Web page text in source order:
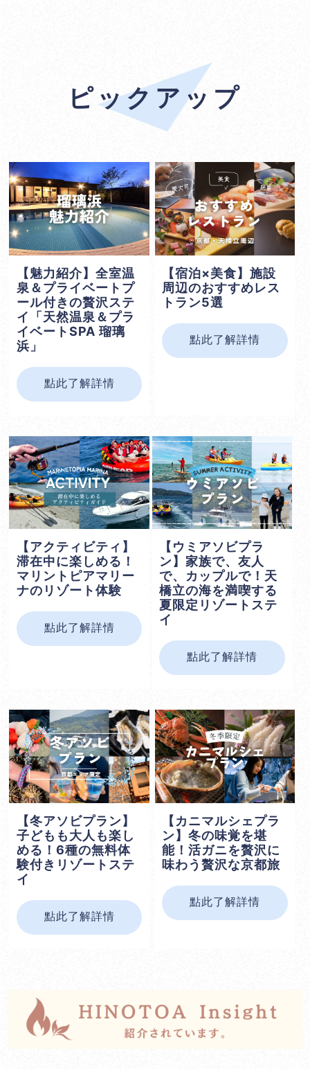
ピックアップ
【魅力紹介】全室温
泉＆プライベートプ
ール付きの贅沢ステ
イ「天然温泉＆プラ
イベートSPA 瑠璃
浜」
點此了解詳情
【宿泊×美食】施設
周辺のおすすめレス
トラン5選
點此了解詳情
【アクティビティ】
滞在中に楽しめる！
マリントピアマリー
ナのリゾート体験
點此了解詳情
【ウミアソビプラ
ン】家族で、友人
で、カップルで！天
橋立の海を満喫する
夏限定リゾートステ
イ
點此了解詳情
【冬アソビプラン】
子どもも大人も楽し
める！6種の無料体
験付きリゾートステ
イ
點此了解詳情
【カニマルシェプラ
ン】冬の味覚を堪
能！活ガニを贅沢に
味わう贅沢な京都旅
點此了解詳情